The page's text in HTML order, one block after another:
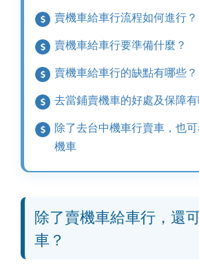
賣機車給車行流程如何進行？
賣機車給車行要準備什麼？
賣機車給車行的缺點有哪些？
去當鋪賣機車的好處及保障有
除了去台中機車行賣車，也
機車
除了賣機車給車行，還
車？